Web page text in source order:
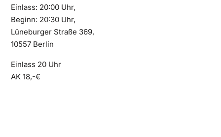
Einlass: 20:00 Uhr,
Beginn: 20:30 Uhr,
Lüneburger Straße 369,
10557 Berlin
Einlass 20 Uhr
AK 18,-€